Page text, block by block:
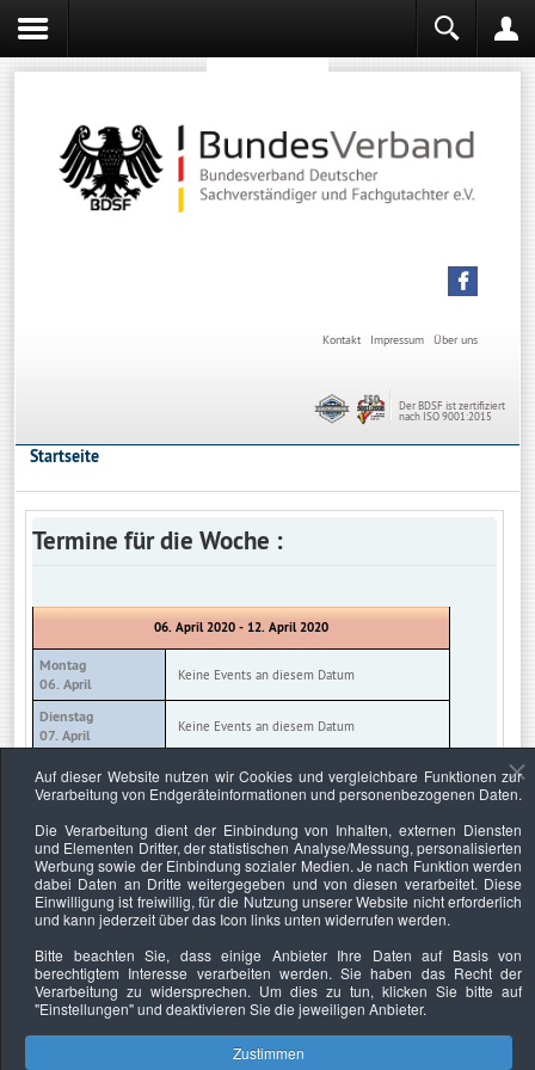
Über uns
Impressum
Kontakt
Der BDSF ist zertifiziert
nach ISO 9001:2015
Startseite
Termine für die Woche :
06. April 2020 - 12. April 2020
Montag
06. April
Keine Events an diesem Datum
Dienstag
07. April
Keine Events an diesem Datum
Mittwoch
08. April
Keine Events an diesem Datum
09. April
Keine Events an diesem Datum
Freitag
10. April
Keine Events an diesem Datum
Samstag
Sonntag
12. April
Keine Events an diesem Datum
Auf dieser Website nutzen wir Cookies und vergleichbare Funktionen zur
Verarbeitung von Endgeräteinformationen und personenbezogenen Daten.
Die Verarbeitung dient der Einbindung von Inhalten, externen Diensten
und Elementen Dritter, der statistischen Analyse/Messung, personalisierten
Werbung sowie der Einbindung sozialer Medien. Je nach Funktion werden
dabei Daten an Dritte weitergegeben und von diesen verarbeitet. Diese
Einwilligung ist freiwillig, für die Nutzung unserer Website nicht erforderlich
und kann jederzeit über das Icon links unten widerrufen werden.
Bitte beachten Sie, dass einige Anbieter Ihre Daten auf Basis von
berechtigtem Interesse verarbeiten werden. Sie haben das Recht der
Verarbeitung zu widersprechen. Um dies zu tun, klicken Sie bitte auf
"Einstellungen"und deaktivieren Sie die jeweiligen Anbieter.
Zustimmen